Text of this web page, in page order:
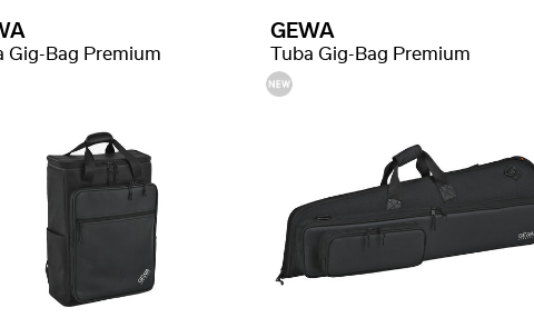
Gig-Bag Premium
GEWA
Tuba Gig-Bag Premium